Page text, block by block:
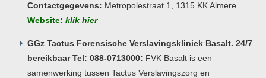
Contactgegevens: Metropolestraat 1, 1315 KK Almere.
Website: klik hier
GGz Tactus Forensische Verslavingskliniek Basalt. 24/7
bereikbaar Tel: 088-0713000: FVK Basalt is een
samenwerking tussen Tactus Verslavingszorg en